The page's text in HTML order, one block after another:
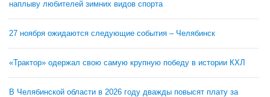
наплыву любителей зимних видов спорта
27 ноября ожидаются следующие события – Челябинск
«Трактор» одержал свою самую крупную победу в истории КХЛ
В Челябинской области в 2026 году дважды повысят плату за